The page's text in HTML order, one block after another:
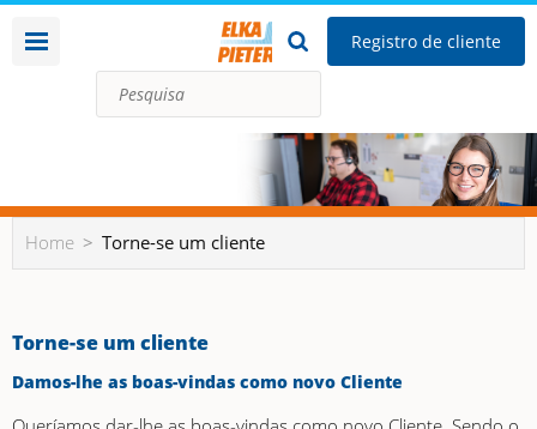
Registro de cliente
Home Torne-se um cliente
Torne-se um cliente
Damos-lhe as boas-vindas como novo Cliente